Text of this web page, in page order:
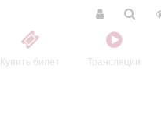
Купить билет Трансляции